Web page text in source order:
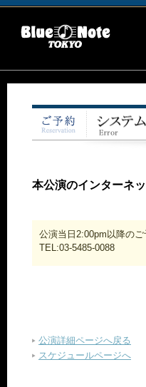
本公演のインターネ
公演当日2:00pm以降の
TEL:03-5485-0088
公演詳細ページへ戻る
スケジュールページへ